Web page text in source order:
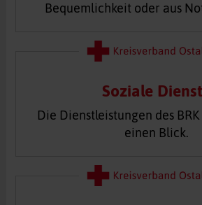
Bequemlichkeit oder aus
Soziale
Die Dienstleistungen des
einen Blick.